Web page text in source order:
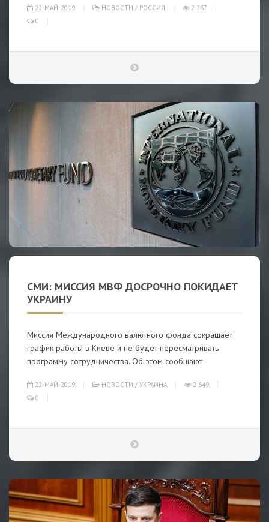
22-МАЙ-2019 НОВОСТИ / РОССИЯ
2 287
0
СМИ: МИССИЯ МВФ ДОСРОЧНО ПОКИДАЕТ
УКРАИНУ
Миссия Международного валютного фонда сокращает
график работы в Киеве и не будет пересматривать
программу сотрудничества. Об этом сообщают
22-МАЙ-2019 НОВОСТИ / УКРАИНА
2 649
0